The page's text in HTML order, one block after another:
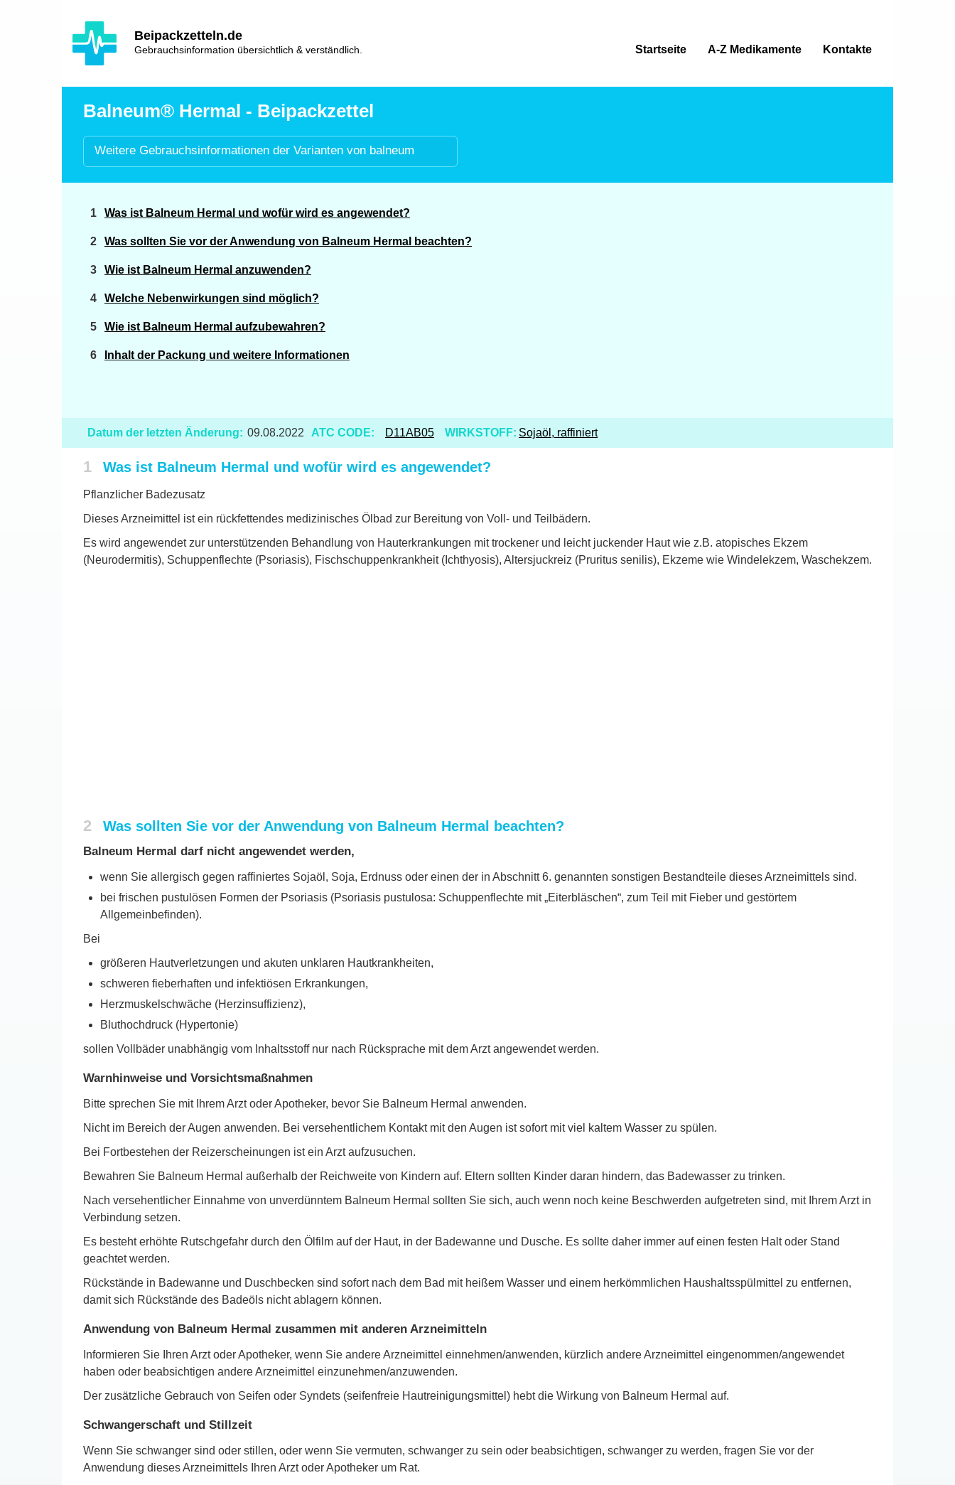
Beipackzetteln.de
Gebrauchsinformation übersichtlich & verständlich.
Hlavní
navigace
Startseite A-Z Medikamente Kontakte
Balneum® Hermal - Beipackzettel
Weitere Gebrauchsinformationen der Varianten von balneum
Was ist Balneum Hermal und wofür wird es angewendet?
Was sollten Sie vor der Anwendung von Balneum Hermal beachten?
Wie ist Balneum Hermal anzuwenden?
Welche Nebenwirkungen sind möglich?
Wie ist Balneum Hermal aufzubewahren?
Inhalt der Packung und weitere Informationen
Datum der letzten Änderung: 09.08.2022 ATC CODE: D11AB05 WIRKSTOFF: Sojaöl, raffiniert
1 Was ist Balneum Hermal und wofür wird es angewendet?
Pflanzlicher Badezusatz
Dieses Arzneimittel ist ein rückfettendes medizinisches Ölbad zur Bereitung von Voll- und Teilbädern.
Es wird angewendet zur unterstützenden Behandlung von Hauterkrankungen mit trockener und leicht juckender Haut wie z.B. atopisches Ekzem
(Neurodermitis), Schuppenflechte (Psoriasis), Fischschuppenkrankheit (Ichthyosis), Altersjuckreiz (Pruritus senilis), Ekzeme wie Windelekzem, Waschekzem.
2 Was sollten Sie vor der Anwendung von Balneum Hermal beachten?
Balneum Hermal darf nicht angewendet werden,
wenn Sie allergisch gegen raffiniertes Sojaöl, Soja, Erdnuss oder einen der in Abschnitt 6. genannten sonstigen Bestandteile dieses Arzneimittels sind.
bei frischen pustulösen Formen der Psoriasis (Psoriasis pustulosa: Schuppenflechte mit „Eiterbläschen“, zum Teil mit Fieber und gestörtem
Allgemeinbefinden).
Bei
größeren Hautverletzungen und akuten unklaren Hautkrankheiten,
schweren fieberhaften und infektiösen Erkrankungen,
Herzmuskelschwäche (Herzinsuffizienz),
Bluthochdruck (Hypertonie)
sollen Vollbäder unabhängig vom Inhaltsstoff nur nach Rücksprache mit dem Arzt angewendet werden.
Warnhinweise und Vorsichtsmaßnahmen
Bitte sprechen Sie mit Ihrem Arzt oder Apotheker, bevor Sie Balneum Hermal anwenden.
Nicht im Bereich der Augen anwenden. Bei versehentlichem Kontakt mit den Augen ist sofort mit viel kaltem Wasser zu spülen.
Bei Fortbestehen der Reizerscheinungen ist ein Arzt aufzusuchen.
Bewahren Sie Balneum Hermal außerhalb der Reichweite von Kindern auf. Eltern sollten Kinder daran hindern, das Badewasser zu trinken.
Nach versehentlicher Einnahme von unverdünntem Balneum Hermal sollten Sie sich, auch wenn noch keine Beschwerden aufgetreten sind, mit Ihrem Arzt in
Verbindung setzen.
Es besteht erhöhte Rutschgefahr durch den Ölfilm auf der Haut, in der Badewanne und Dusche. Es sollte daher immer auf einen festen Halt oder Stand
geachtet werden.
Rückstände in Badewanne und Duschbecken sind sofort nach dem Bad mit heißem Wasser und einem herkömmlichen Haushaltsspülmittel zu entfernen,
damit sich Rückstände des Badeöls nicht ablagern können.
Anwendung von Balneum Hermal zusammen mit anderen Arzneimitteln
Informieren Sie Ihren Arzt oder Apotheker, wenn Sie andere Arzneimittel einnehmen/anwenden, kürzlich andere Arzneimittel eingenommen/angewendet
haben oder beabsichtigen andere Arzneimittel einzunehmen/anzuwenden.
Der zusätzliche Gebrauch von Seifen oder Syndets (seifenfreie Hautreinigungsmittel) hebt die Wirkung von Balneum Hermal auf.
Schwangerschaft und Stillzeit
Wenn Sie schwanger sind oder stillen, oder wenn Sie vermuten, schwanger zu sein oder beabsichtigen, schwanger zu werden, fragen Sie vor der
Anwendung dieses Arzneimittels Ihren Arzt oder Apotheker um Rat.